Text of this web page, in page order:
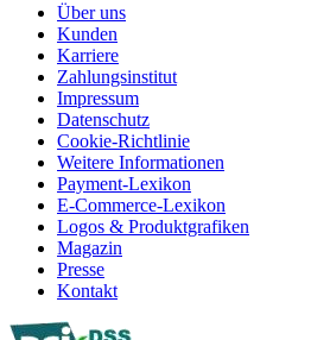
Über uns
Kunden
Karriere
Zahlungsinstitut
Impressum
Datenschutz
Cookie-Richtlinie
Weitere Informationen
Payment-Lexikon
E-Commerce-Lexikon
Logos & Produktgrafiken
Magazin
Presse
Kontakt